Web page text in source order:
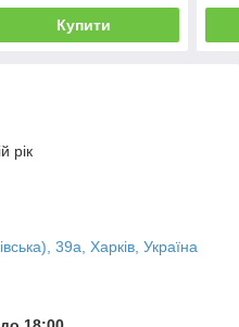
Купити
рік
39а, Харків, Україна